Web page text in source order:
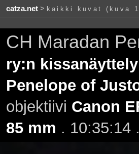
catza.net> kaikki kuvat (kuva
CH Maradan
ry:n
Penelope of
objektiivi Canon
85 mm . 10:35:14